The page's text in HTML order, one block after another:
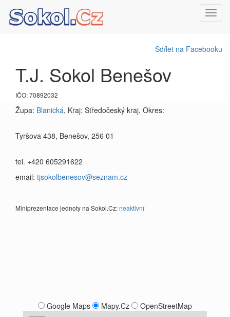
Sdílet na Facebooku
T.J. Sokol Benešov
IČO: 70892032
Župa: Blanická, Kraj: Středočeský kraj, Okres:
Tyršova 438, Benešov, 256 01
tel. +420 605291622
email: tjsokolbenesov@seznam.cz
Miniprezentace jednoty na Sokol.Cz:neaktivní
Google Maps Mapy.Cz OpenStreetMap